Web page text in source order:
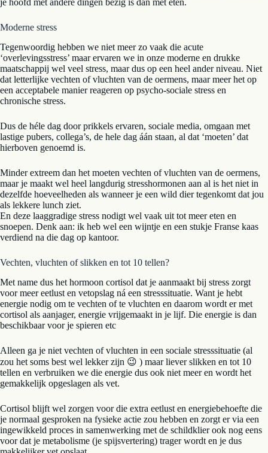
je hoofd met andere dingen bezig is dan met eten.
Moderne stress
Tegenwoordig hebben we niet meer zo vaak die acute
‘overlevingsstress’ maar ervaren we in onze moderne en drukke
maatschappij wel veel stress, maar dus op een heel ander niveau. Niet
dat letterlijke vechten of vluchten van de oermens, maar meer het op
een acceptabele manier reageren op psycho-sociale stress en
chronische stress.
Dus de héle dag door prikkels ervaren, sociale media, omgaan met
lastige pubers, collega’s, de hele dag áán staan, al dat ‘moeten’ dat
hierboven genoemd is.
Minder extreem dan het moeten vechten of vluchten van de oermens,
maar je maakt wel heel langdurig stresshormonen aan al is het niet in
dezelfde hoeveelheden als wanneer je een wild dier tegenkomt dat jou
als lekkere lunch ziet.
En deze laaggradige stress nodigt wel vaak uit tot meer eten en
snoepen. Denk aan: ik heb wel een wijntje en een stukje Franse kaas
verdiend na die dag op kantoor.
Vechten, vluchten of slikken en tot 10 tellen?
Met name dus het hormoon cortisol dat je aanmaakt bij stress zorgt
voor meer eetlust en vetopslag ná een stresssituatie. Want je hebt
energie nodig om te vechten of te vluchten en daarom wordt er met
cortisol als aanjager, energie vrijgemaakt in je lijf. Die energie is dan
beschikbaar voor je spieren etc
Alleen ga je niet vechten of vluchten in een sociale stresssituatie (al
zou het soms best wel lekker zijn 😉 ) maar liever slikken en tot 10
tellen en verbruiken we die energie dus ook niet meer en wordt het
gemakkelijk opgeslagen als vet.
Cortisol blijft wel zorgen voor die extra eetlust en energiebehoefte die
je normaal gesproken na fysieke actie zou hebben en zorgt er via een
ingewikkeld proces in samenwerking met de schildklier ook nog eens
voor dat je metabolisme (je spijsvertering) trager wordt en je dus